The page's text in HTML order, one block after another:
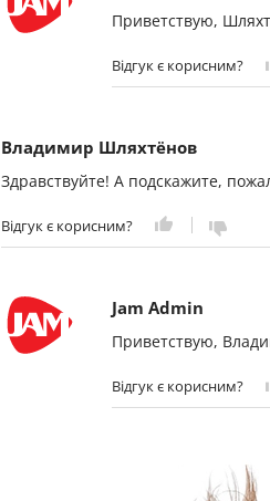
Приветствую,
Відгук є корисним?
Владимир Шляхтёнов
Здравствуйте! А подскажите,
Відгук є корисним?
Jam Admin
Приветствую,
Відгук є корисним?